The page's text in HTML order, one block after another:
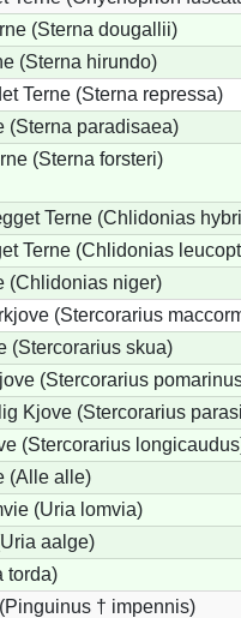
(Sterna dougallii)
(Sterna hirundo)
Terne (Sterna repressa)
(Sterna paradisaea)
(Sterna forsteri)
Terne (Chlidonias
Terne (Chlidonias
(Chlidonias niger)
(Stercorarius
(Stercorarius skua)
(Stercorarius
Kjove (Stercorarius
(Stercorarius
(Alle alle)
(Uria lomvia)
aalge)
torda)
† impennis)